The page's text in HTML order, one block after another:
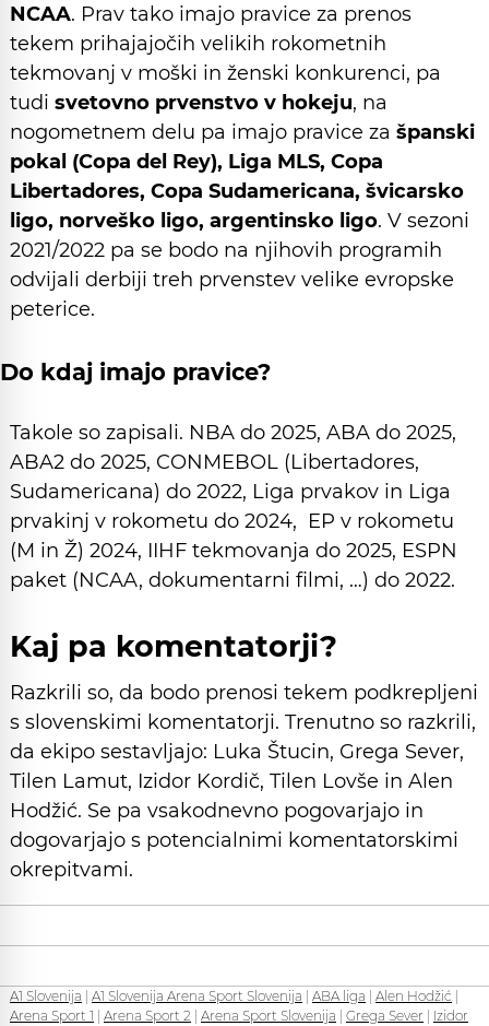
NCAA. Prav tako imajo pravice za prenos
tekem prihajajočih velikih rokometnih
tekmovanj v moški in ženski konkurenci, pa
tudi svetovno prvenstvo v hokeju, na
nogometnem delu pa imajo pravice za španski
pokal (Copa del Rey), Liga MLS, Copa
Libertadores, Copa Sudamericana, švicarsko
ligo, norveško ligo, argentinsko ligo. V sezoni
2021/2022 pa se bodo na njihovih programih
odvijali derbiji treh prvenstev velike evropske
peterice.
Do kdaj imajo pravice?
Takole so zapisali. NBA do 2025, ABA do 2025,
ABA2 do 2025, CONMEBOL (Libertadores,
Sudamericana) do 2022, Liga prvakov in Liga
prvakinj v rokometu do 2024, EP v rokometu
(M in Ž) 2024, IIHF tekmovanja do 2025, ESPN
paket (NCAA, dokumentarni filmi, …) do 2022.
Kaj pa komentatorji?
Razkrili so, da bodo prenosi tekem podkrepljeni
s slovenskimi komentatorji. Trenutno so razkrili,
da ekipo sestavljajo: Luka Štucin, Grega Sever,
Tilen Lamut, Izidor Kordič, Tilen Lovše in Alen
Hodžić. Se pa vsakodnevno pogovarjajo in
dogovarjajo s potencialnimi komentatorskimi
okrepitvami.
A1 Slovenija A1 Slovenija Arena Sport Slovenija ABA liga Alen Hodžić
Arena Sport 1
Arena Sport 2 Arena Sport Slovenija Grega Sever
Izidor